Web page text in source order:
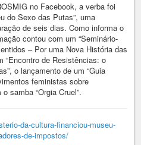
no Facebook, a verba foi
do Sexo das Putas”, uma
de seis dias. Como informa o
contou com um “Seminário-
– Por uma Nova História das
“Encontro de Resistências: o
o lançamento de um “Guia
feministas sobre
samba “Orgia Cruel”.
da-cultura-financiou-museu-
de-impostos/